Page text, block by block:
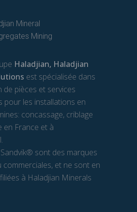
Haladjian, Haladjian
est spécialisée dans
de pièces et services
pour les installations en
concassage, criblage
en France et à
sont des marques
commerciales, et ne sont en
à Haladjian Minerals